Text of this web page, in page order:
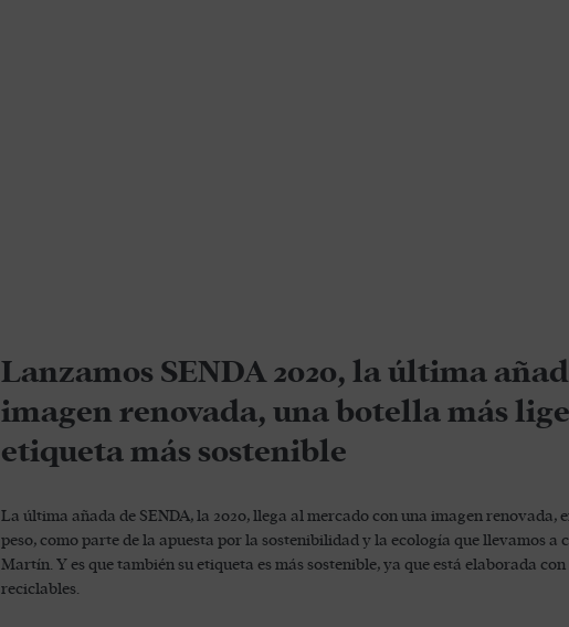
Lanzamos SENDA 2020, la última
imagen renovada, una botella más
etiqueta más sostenible
La última añada de SENDA, la 2020, llega al mercado con una imagen renovada,
peso, como parte de la apuesta por la sostenibilidad y la ecología que llevamos a
Martín. Y es que también su etiqueta es más sostenible, ya que está elaborada
reciclables.